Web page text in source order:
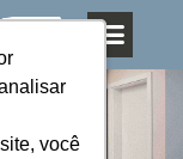
você
você